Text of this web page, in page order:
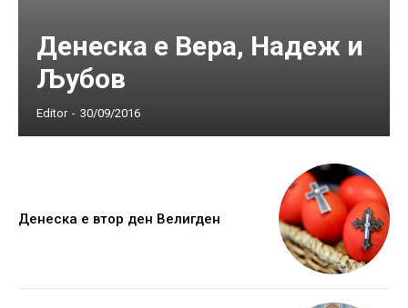
Денеска е Вера, Надеж и
Љубов
Editor - 30/09/2016
Денеска е втор ден Велигден